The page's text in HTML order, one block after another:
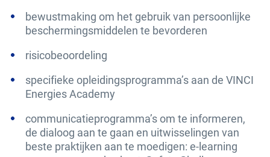
bewustmaking om het gebruik van persoonlijke
beschermingsmiddelen te bevorderen
risicobeoordeling
specifieke opleidingsprogramma’s aan de VINCI
Energies Academy
communicatieprogramma’s om te informeren,
de dialoog aan te gaan en uitwisselingen van
beste praktijken aan te moedigen: e-learning